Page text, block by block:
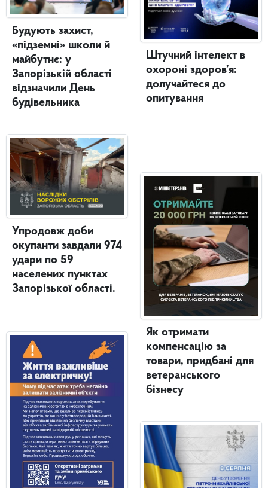
Будують захист,
«підземні» школи й
майбутнє: у
Запорізькій області
відзначили День
будівельника
Упродовж доби
окупанти завдали 974
удари по 59
населених пунктах
Запорізької області.
Штучний інтелект в
охороні здоров’я:
долучайтеся до
опитування
Як отримати
компенсацію за
товари, придбані для
ветеранського
бізнесу